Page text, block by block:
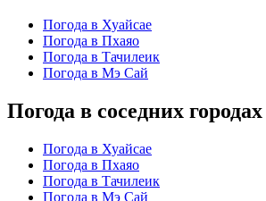
Погода в Хуайсае
Погода в Пхаяо
Погода в Тачилеик
Погода в Мэ Сай
Погода в соседних городах
Погода в Хуайсае
Погода в Пхаяо
Погода в Тачилеик
Погода в Мэ Сай